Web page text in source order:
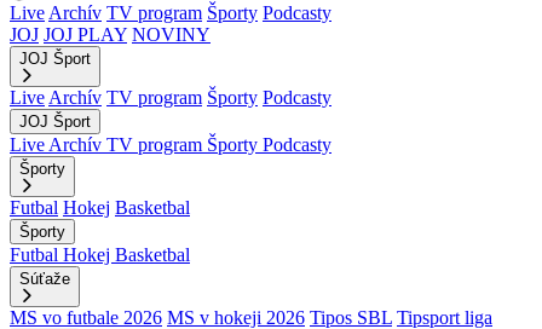
Live Archív TV program Športy Podcasty
JOJ JOJ PLAY NOVINY
JOJ Šport
Live Archív TV program Športy Podcasty
JOJ Šport
Live Archív TV program Športy Podcasty
Športy
Futbal Hokej Basketbal
Športy
Futbal Hokej Basketbal
Súťaže
MS vo futbale 2026 MS v hokeji 2026 Tipos SBL Tipsport liga